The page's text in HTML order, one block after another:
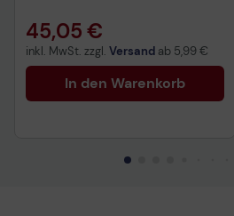
45,05 €
inkl. MwSt. zzgl. Versand ab 5,99 €
In den Warenkorb